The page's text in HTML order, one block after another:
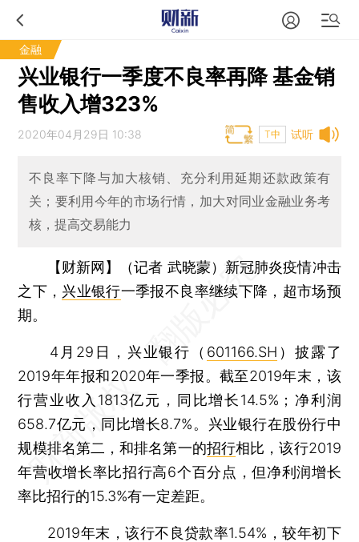
金融
兴业银行一季度不良率再降 基金销
售收入增323%
试听
2020年04月29日 10:38 T中
不良率下降与加大核销、充分利用延期还款政策有
关；要利用今年的市场行情，加大对同业金融业务考
核，提高交易能力
【财新网】（记者 武晓蒙） 新冠肺炎疫情冲击
之下， 兴业银行一季报不良率继续下降，超市场预
期。
4月29日，兴业银行（ 601166.SH ）披露了
2019年年报和2020年一季报。截至2019年末，该
行营业收入1813亿元，同比增长14.5%；净利润
658.7亿元，同比增长8.7%。兴业银行在股份行中
规模排名第二，和排名第一的招行相比，该行2019
年营收增长率比招行高6个百分点，但净利润增长
率比招行的15.3%有一定差距。
2019年末，该行不良贷款率1.54%，较年初下